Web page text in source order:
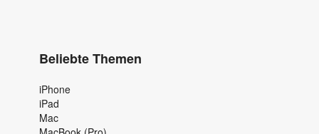
Beliebte Themen
iPhone
iPad
Mac